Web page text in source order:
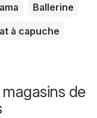
Ballerine
à capuche
de